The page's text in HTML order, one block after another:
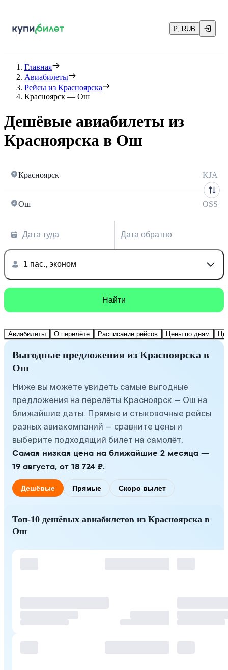
₽, RUB
Главная
Авиабилеты
Рейсы из Красноярска
Красноярск — Ош
Дешёвые авиабилеты из
Красноярска в Ош
Красноярск KJA
Ош OSS
Дата туда Дата обратно
1 пас., эконом
Найти
Авиабилеты О перелёте Расписание рейсов Цены по дням
Выгодные предложения из Красноярска в
Ош
Ниже вы можете увидеть самые выгодные
предложения на перелёты Красноярск — Ош на
ближайшие даты. Прямые и стыковочные рейсы
разных авиакомпаний — сравните цены и
выберите подходящий билет на самолёт.
Самая низкая цена на ближайшие 2 месяца —
19 августа, от 18 724 ₽.
Дешёвые Прямые Скоро вылет
Топ-10 дешёвых авиабилетов из Красноярска в
Ош